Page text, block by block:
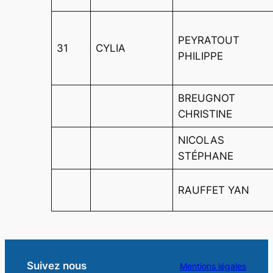
31 CYLIA
PEYRATOUT
PHILIPPE
BREUGNOT
CHRISTINE
NICOLAS
STÉPHANE
RAUFFET YAN
Suivez nous Mentions légales